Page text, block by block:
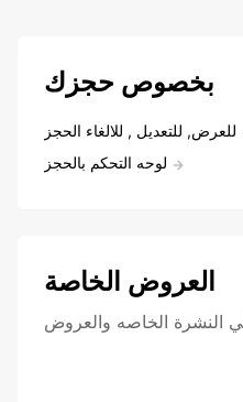
بخصوص حجزك
للعرض, للتعديل , للالغاء الحجز
لوحه التحكم بالحجز
العروض الخاصة
النشرة الخاصه والعروض